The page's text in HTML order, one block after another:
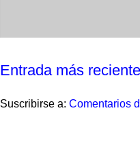
Entrada más reciente
Suscribirse a: Comentarios